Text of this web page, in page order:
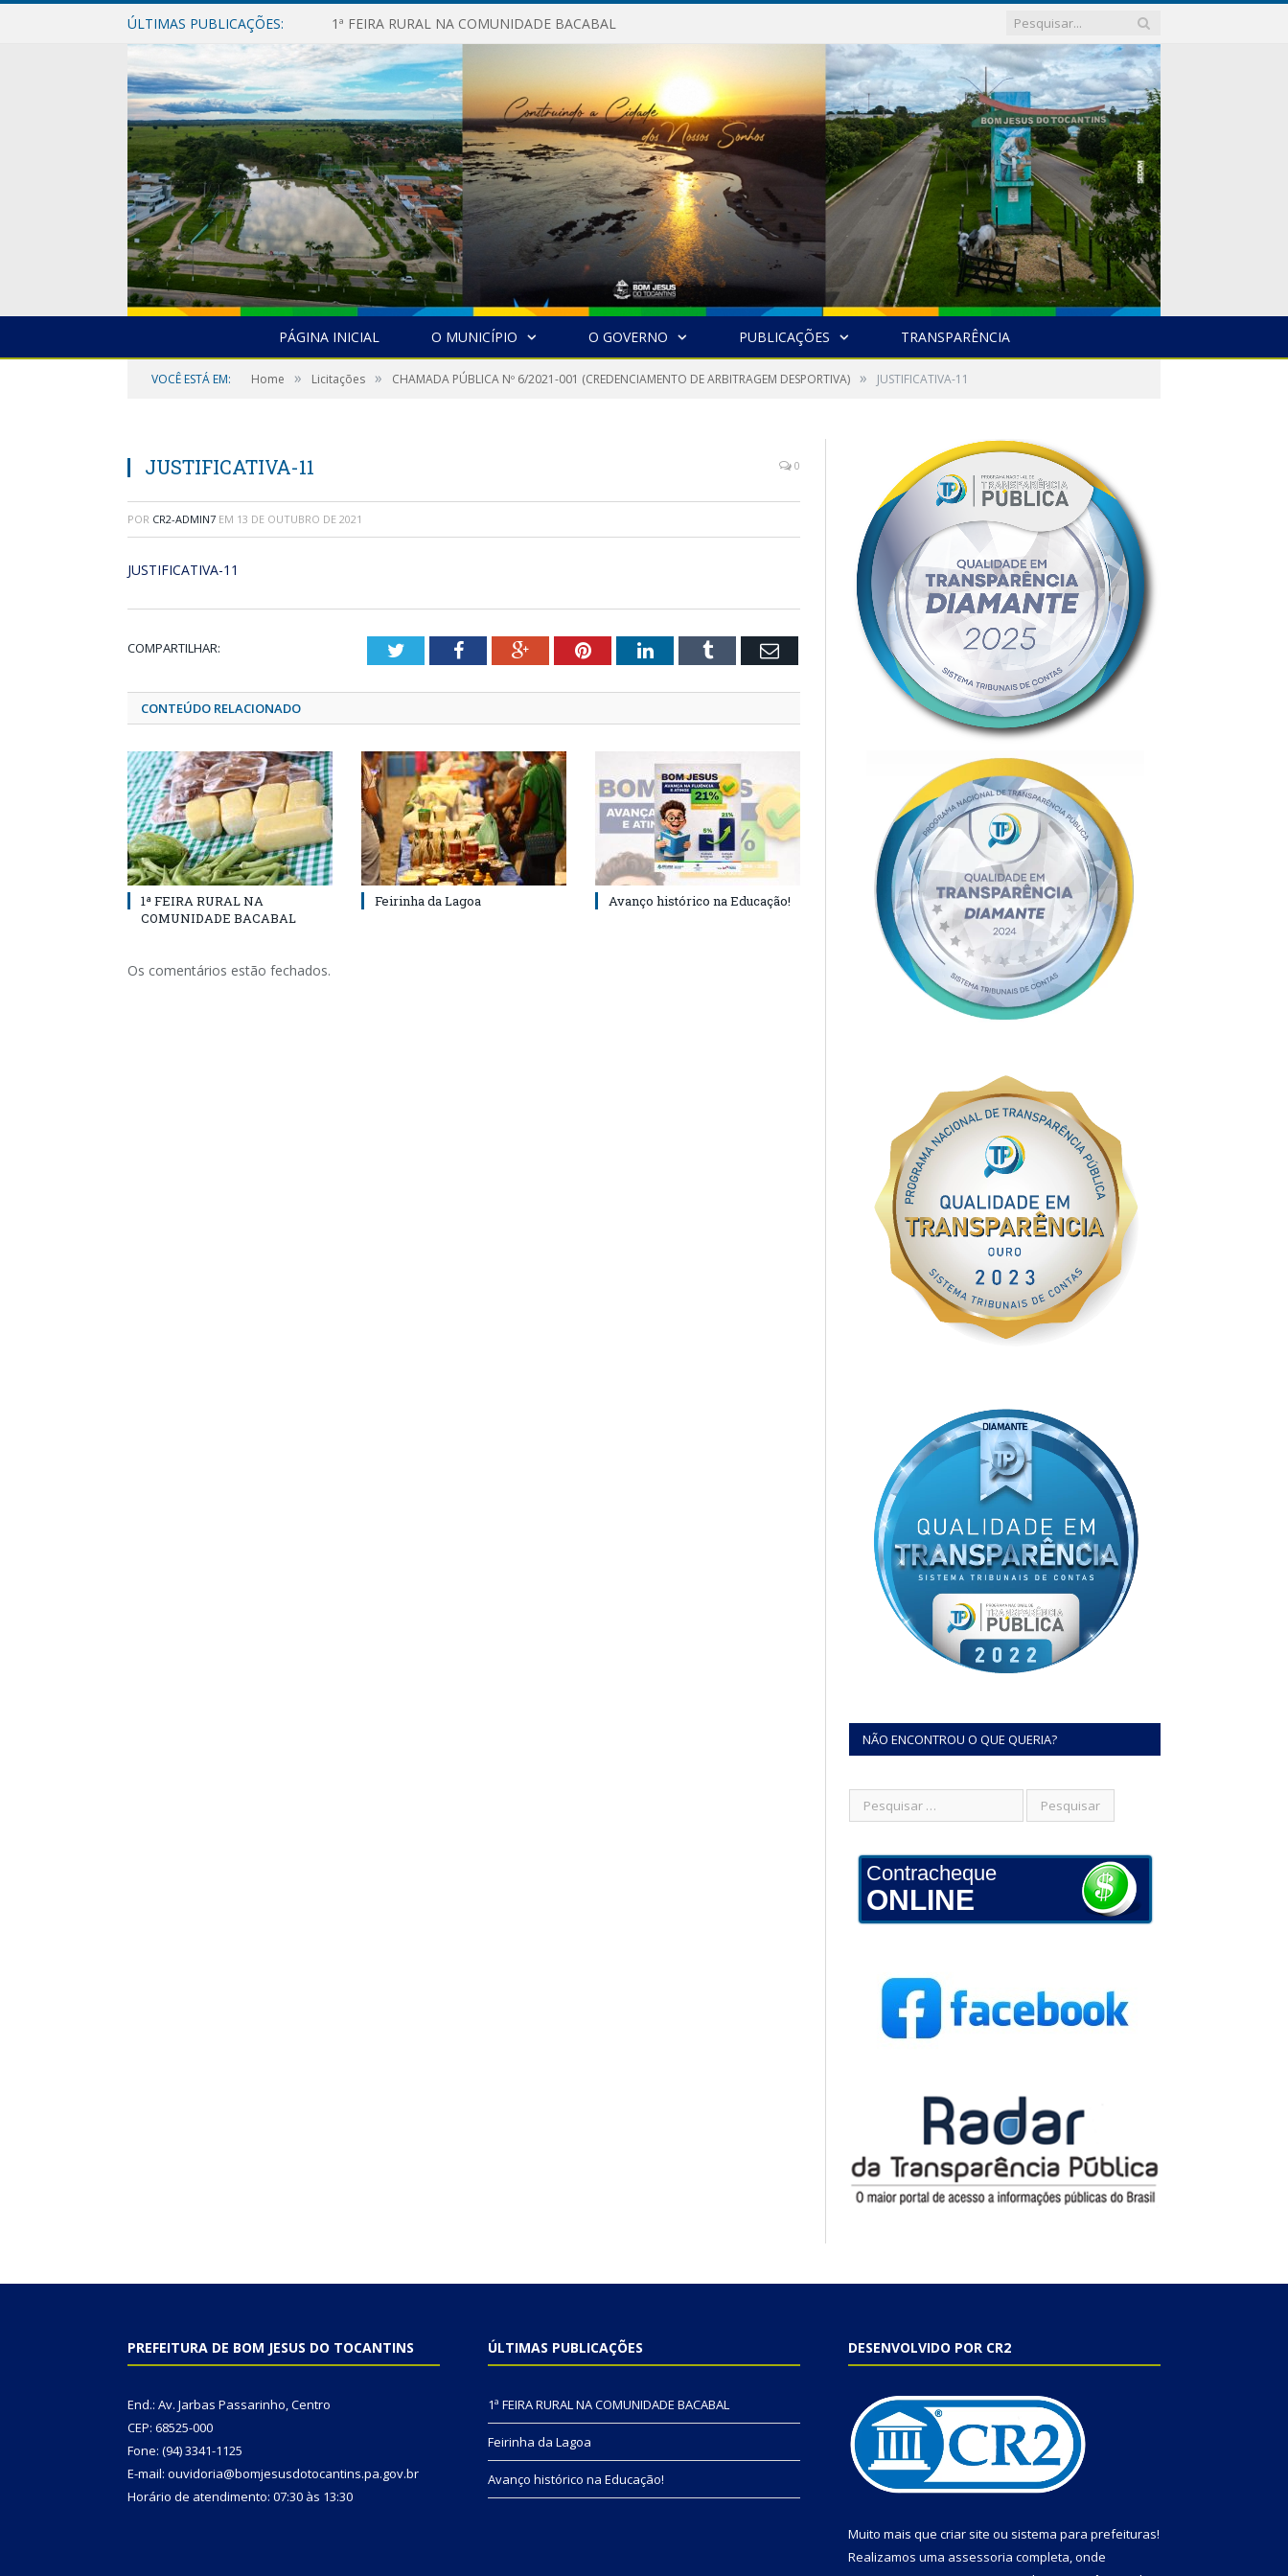
ÚLTIMAS PUBLICAÇÕES: 1ª FEIRA RURAL NA COMUNIDADE BACABAL
PÁGINA INICIAL O MUNICÍPIO O GOVERNO PUBLICAÇÕES TRANSPARÊNCIA
VOCÊ ESTÁ EM: Home » Licitações » CHAMADA PÚBLICA Nº 6/2021-001 (CREDENCIAMENTO DE ARBITRAGEM DESPORTIVA) » JUSTIFICATIVA-11
JUSTIFICATIVA-11 0
POR CR2-ADMIN7 EM 13 DE OUTUBRO DE 2021
JUSTIFICATIVA-11
COMPARTILHAR: TwitterFacebookGoogle+PinterestLinkedInTumblr Email
CONTEÚDO RELACIONADO
1ª FEIRA RURAL NA
COMUNIDADE BACABAL
Feirinha da Lagoa Avanço histórico na Educação!
Os comentários estão fechados.
NÃO ENCONTROU O QUE QUERIA?
Contracheque
ONLINE
PREFEITURA DE BOM JESUS DO TOCANTINS
End.: Av. Jarbas Passarinho, Centro
CEP: 68525-000
Fone: (94) 3341-1125
E-mail: ouvidoria@bomjesusdotocantins.pa.gov.br
Horário de atendimento: 07:30 às 13:30
ÚLTIMAS PUBLICAÇÕES
1ª FEIRA RURAL NA COMUNIDADE BACABAL
Feirinha da Lagoa
Avanço histórico na Educação!
DESENVOLVIDO POR CR2
Muito mais que criar site ou sistema para prefeituras!
Realizamos uma assessoria completa, onde